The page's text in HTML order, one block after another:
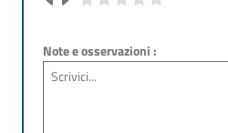
Note e osservazioni :